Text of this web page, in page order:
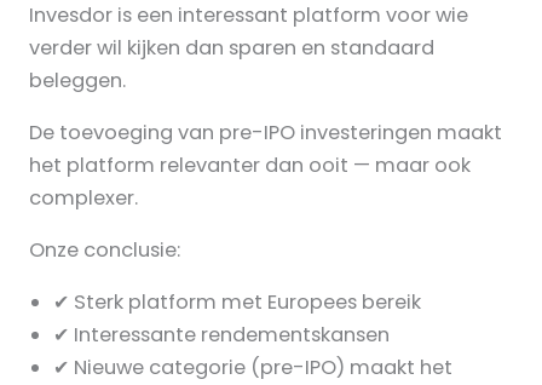
Invesdor is een interessant platform voor wie
verder wil kijken dan sparen en standaard
beleggen.
De toevoeging van pre-IPO investeringen maakt
het platform relevanter dan ooit — maar ook
complexer.
Onze conclusie:
✔ Sterk platform met Europees bereik
✔ Interessante rendementskansen
✔ Nieuwe categorie (pre-IPO) maakt het